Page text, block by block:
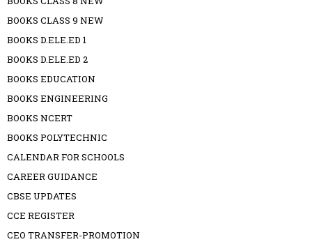
BOOKS CLASS 9 NEW
BOOKS D.ELE.ED 1
BOOKS D.ELE.ED 2
BOOKS EDUCATION
BOOKS ENGINEERING
BOOKS NCERT
BOOKS POLYTECHNIC
CALENDAR FOR SCHOOLS
CAREER GUIDANCE
CBSE UPDATES
CCE REGISTER
CEO TRANSFER-PROMOTION